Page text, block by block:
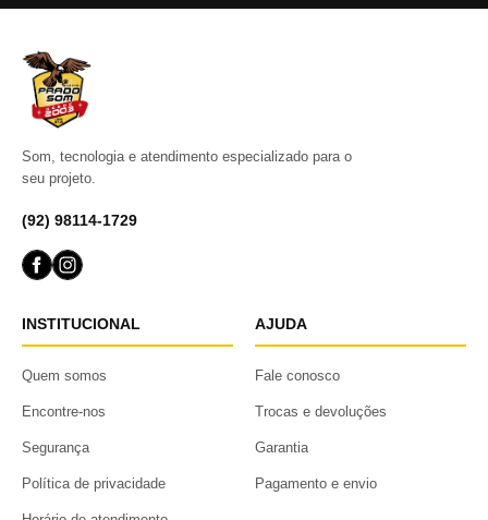
Som, tecnologia e atendimento especializado para o
seu projeto.
(92) 98114-1729
INSTITUCIONAL
Quem somos
Encontre-nos
Segurança
Política de privacidade
AJUDA
Fale conosco
Trocas e devoluções
Garantia
Pagamento e envio